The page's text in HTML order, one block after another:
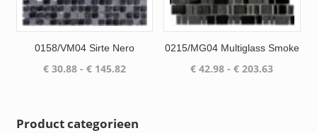
0158/VM04 Sirte Nero
€30.88 - €145.82Prijsklasse:
0215/MG04 Multiglass Smoke
€ 42.98 - € 203.63
Product categorieen